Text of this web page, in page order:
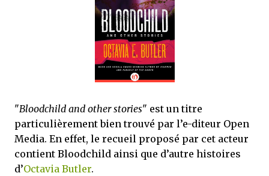
que Thomas connaissait et appréciait Olivier. Marlowe découvre une ville qu’il
ne connaissait pas, habitée par la méfiance, la peur et le rigorisme de la Ligue,
une ville pleine de mystères et de vieilles rancœurs. La Dame d...
"Bloodchild and other stories" est un titre
particulièrement bien trouvé par l’e-diteur Open
Media. En effet, le recueil proposé par cet acteur
contient Bloodchild ainsi que d’autre histoires
d’Octavia Butler.